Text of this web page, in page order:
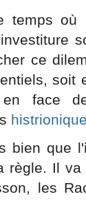
temps où
ce
soit
en face
bien que
règle. Il
les